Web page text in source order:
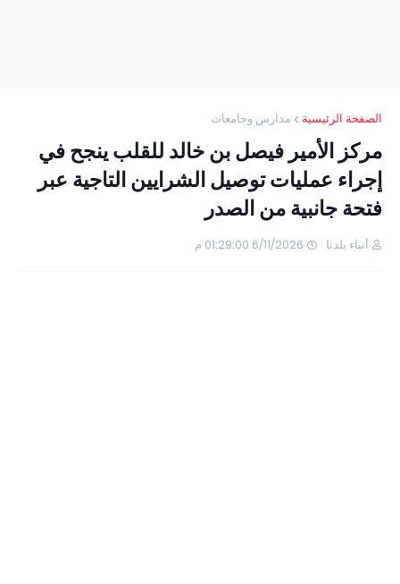
الصفحة الرئيسية مدارس وجامعات
مركز الأمير فيصل بن خالد للقلب ينجح في
إجراء عمليات توصيل الشرايين التاجية عبر
فتحة جانبية من الصدر
أنباء بلدنا 6/11/2026 01:29:00 م